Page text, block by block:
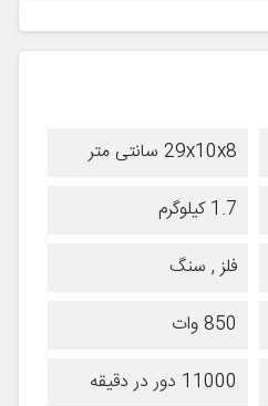
29x10x8 سانتی متر
1.7 کیلوگرم
فلز , سنگ
850 وات
11000 دور در دقیقه